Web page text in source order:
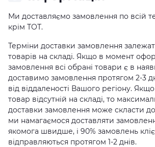
Ми доставляємо замовлення по всій
крім ТОТ.
Терміни доставки замовлення
товарів на складі. Якщо в момент
замовлення всі обрані товари є в
доставимо замовлення протягом 2-3
від віддаленості Вашого регіону.
товар відсутній на складі, то
доставки замовлення може скласти
ми намагаємося доставляти
якомога швидше, і 90% замовлень
відправляються протягом 1-2 днів.